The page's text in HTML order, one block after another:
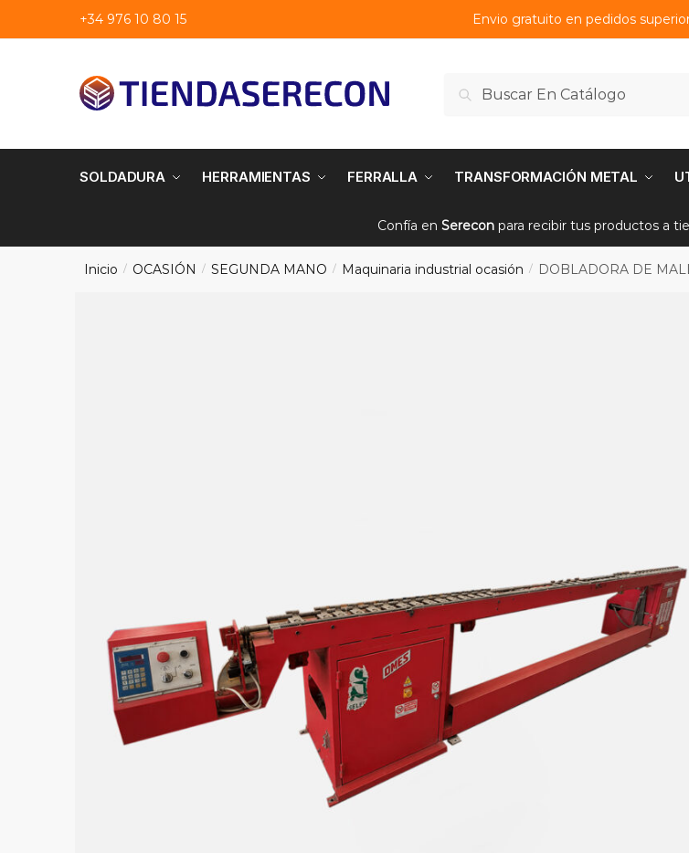
a
navegación
al
contenido
+34 976 10 80 15 Envio gratuito en pedidos
Buscar
Buscar
SOLDADURA HERRAMIENTAS FERRALLA TRANSFORMACIÓN METAL
Confía en Sereconpara recibir tus productos a
Inicio / OCASIÓN / SEGUNDA MANO / Maquinaria industrial ocasión / DOBLADORA DE